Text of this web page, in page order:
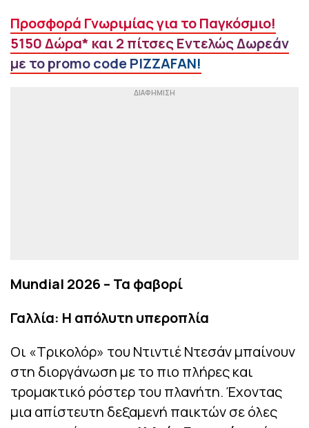
Προσφορά Γνωριμίας για το Παγκόσμιο!
5150 Δώρα* και 2 πίτσες Εντελώς Δωρεάν
με το promo code PIZZAFAN!
Mundial 2026 – Τα φαβορί
Γαλλία: Η απόλυτη υπεροπλία
Οι «Τρικολόρ» του Ντιντιέ Ντεσάν μπαίνουν
στη διοργάνωση με το πιο πλήρες και
τρομακτικό ρόστερ του πλανήτη. Έχοντας
μια απίστευτη δεξαμενή παικτών σε όλες